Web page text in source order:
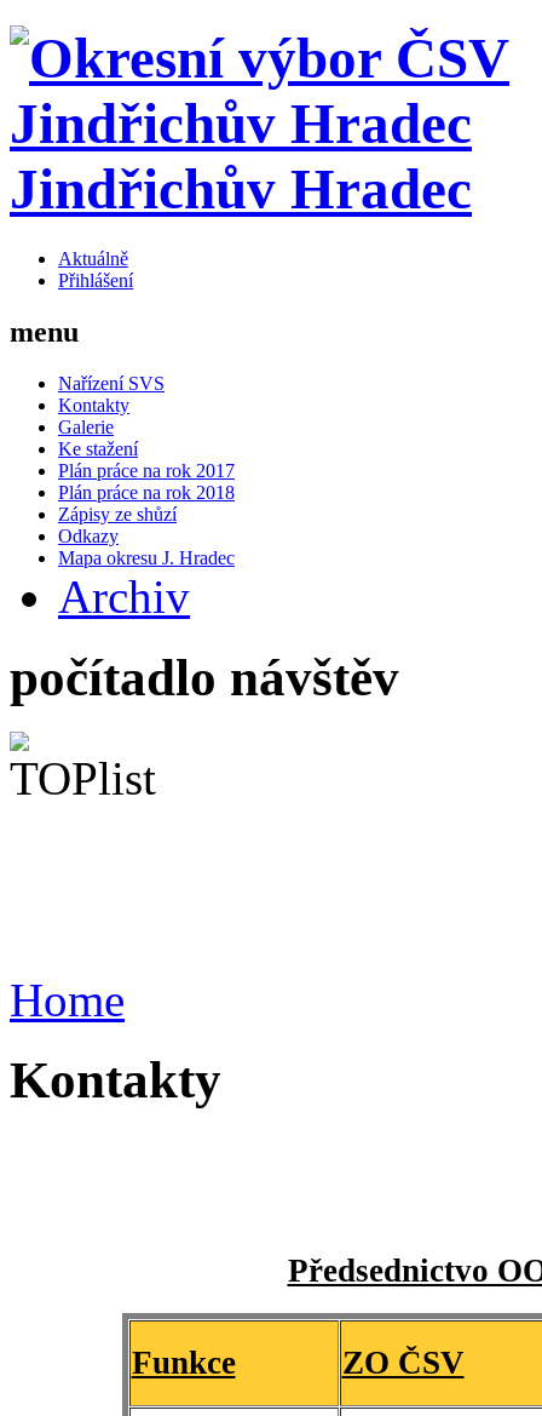
Jindřichův Hradec
Aktuálně
Přihlášení
menu
Nařízení SVS
Kontakty
Galerie
Ke stažení
Plán práce na rok 2017
Plán práce na rok 2018
Zápisy ze shůzí
Odkazy
Mapa okresu J. Hradec
Archiv
počítadlo návštěv
Home
Kontakty
Předsednictvo
Funkce ZO ČSV